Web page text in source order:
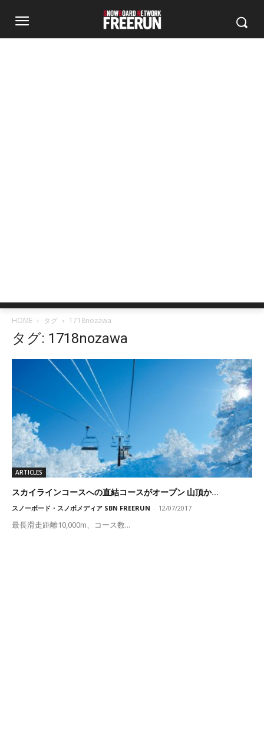
HOME タグ 1718nozawa
タグ: 1718nozawa
ARTICLES
スカイラインコースへの直結コースがオープン 山頂か...
スノーボード・スノボメディア SBN FREERUN - 12/07/2017
最長滑走距離10,000m、コース数...